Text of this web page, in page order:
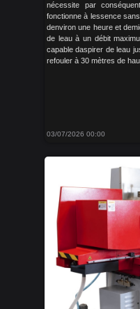
nécessite par
fonctionne à lessence
denviron une heure et
de leau à un débit
capable daspirer de leau
refouler à 30 mètres de
03/07/2026 00:00